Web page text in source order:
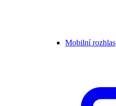
Mobilní rozhlas